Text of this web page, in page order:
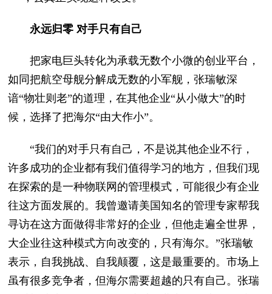
永远归零 对手只有自己
把家电巨头转化为承载无数个小微的创业平台，
如同把航空母舰分解成无数的小军舰，张瑞敏深
谙“物壮则老”的道理，在其他企业“从小做大”的时
候，选择了把海尔“由大作小”。
“我们的对手只有自己，不是说其他企业不行，
许多成功的企业都有我们值得学习的地方，但我们现
在探索的是一种物联网的管理模式，可能很少有企业
往这方面发展的。我曾邀请美国知名的管理专家帮我
寻访在这方面做得非常好的企业，但他走遍全世界，
大企业往这种模式方向改变的，只有海尔。”张瑞敏
表示，自我挑战、自我颠覆，这是最重要的。市场上
虽有很多竞争者，但海尔需要超越的只有自己。张瑞